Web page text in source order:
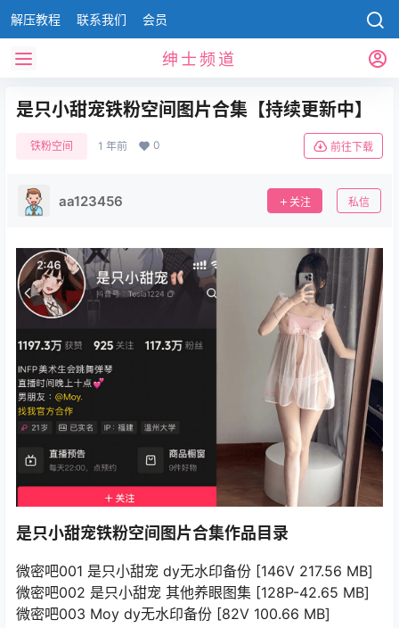
解压教程 联系我们 会员
绅士频道
是只小甜宠铁粉空间图片合集【持续更新中】
铁粉空间 1 年前 0 前往下载
aa123456 关注 私信
是只小甜宠铁粉空间图片合集作品目录
微密吧001 是只小甜宠 dy无水印备份 [146V 217.56 MB]
微密吧002 是只小甜宠 其他养眼图集 [128P-42.65 MB]
微密吧003 Moy dy无水印备份 [82V 100.66 MB]